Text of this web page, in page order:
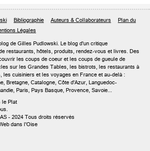
Bibliographie Auteurs & Collaborateurs
Plan du
Légales
de Gilles Pudlowski. Le blog d'un critique
restaurants, hôtels, produits, rendez-vous et livres. Des
les coups de coeur et les coups de gueule de
sur les Grandes Tables, les bistrots, les restaurants à
les cuisiniers et les voyages en France et au-delà :
Bretagne, Catalogne, Côte d'Azur, Languedoc-
Paris, Pays Basque, Provence, Savoie...
le Plat
- 2024 Tous droits réservés
dans l'Oise